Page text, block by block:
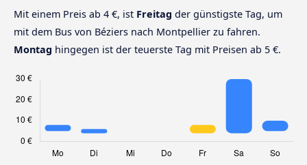
Mit einem Preis ab 4 €, ist Freitag der günstigste Tag, um
mit dem Bus von Béziers nach Montpellier zu fahren.
Montag hingegen ist der teuerste Tag mit Preisen ab 5 €.